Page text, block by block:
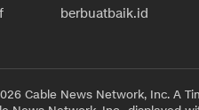
berbuatbaik.id
Cable News Network, Inc. A